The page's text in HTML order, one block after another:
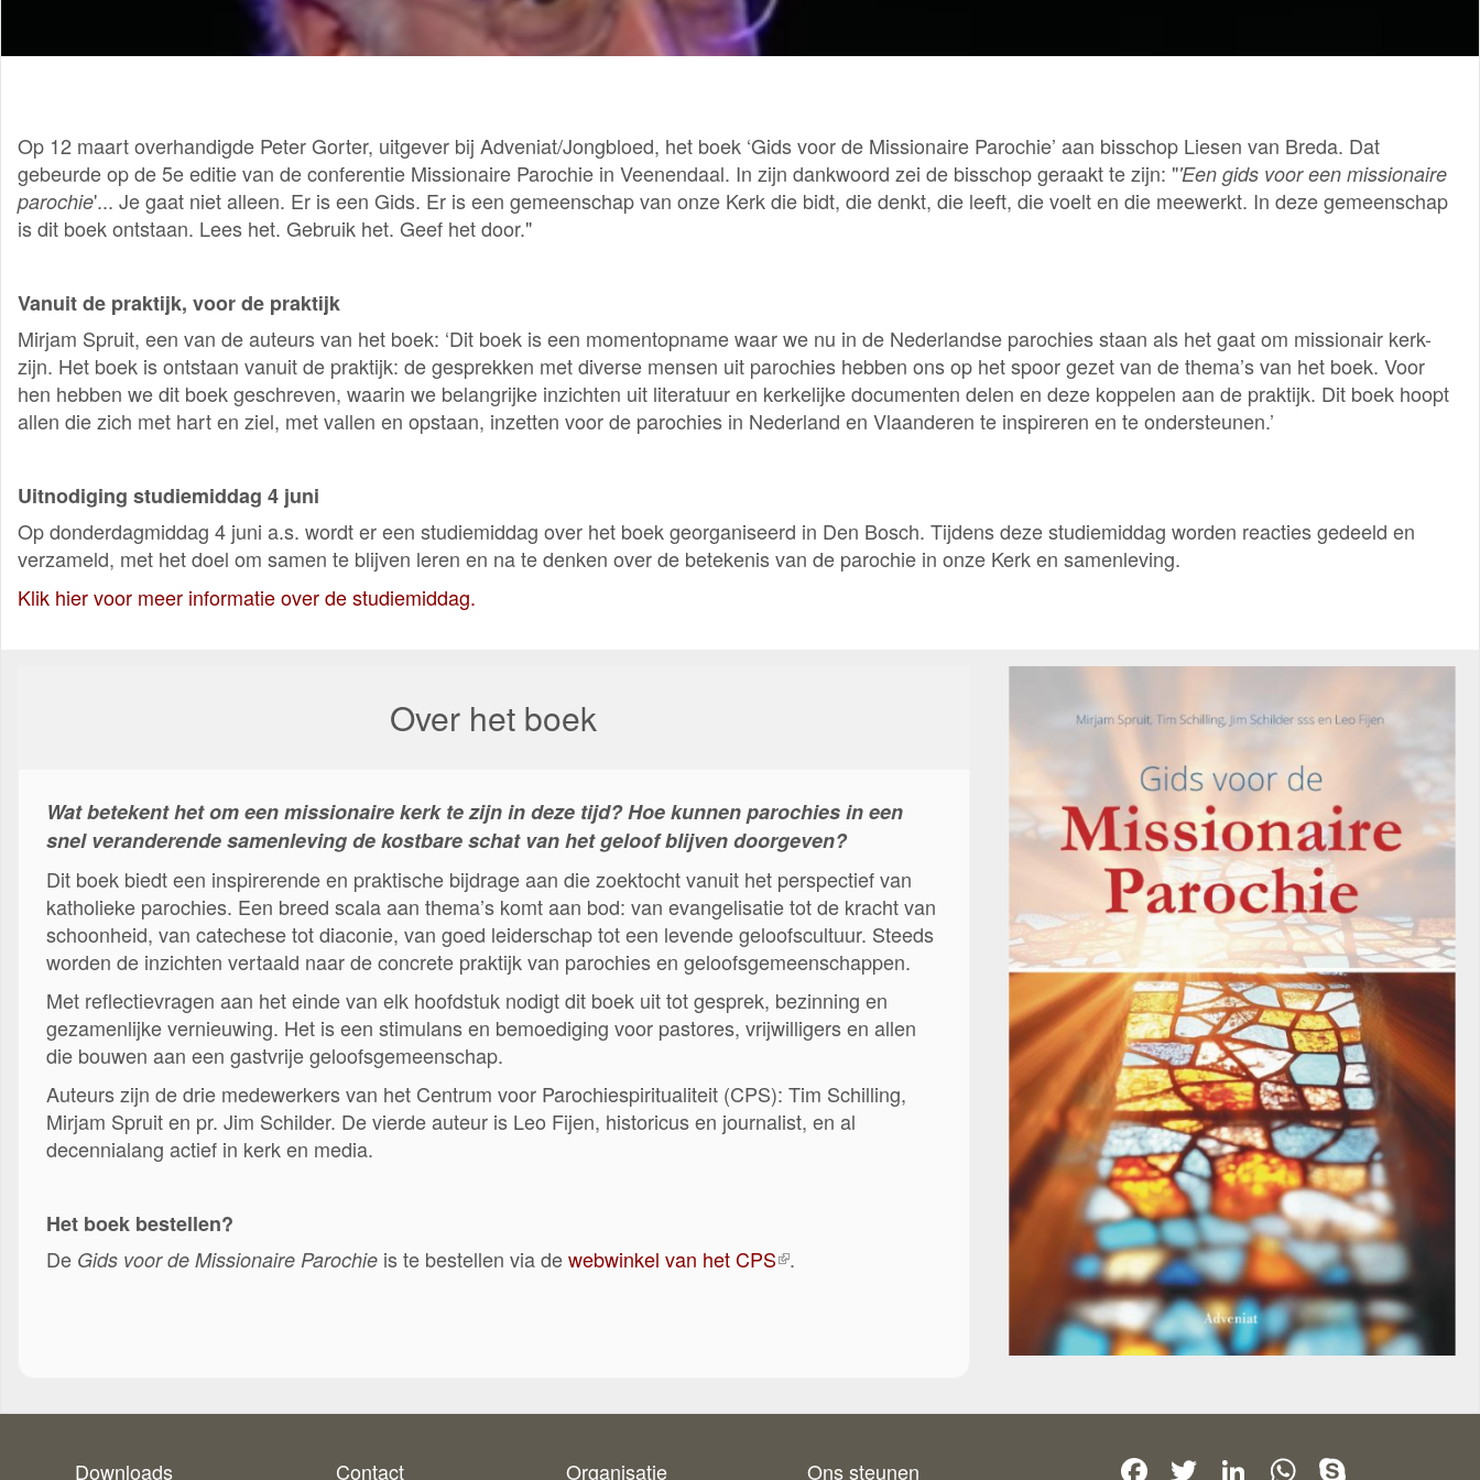
Op 12 maart overhandigde Peter Gorter, uitgever bij Adveniat/Jongbloed, het boek ‘Gids voor de Missionaire Parochie’ aan bisschop Liesen van Breda. Dat
gebeurde op de 5e editie van de conferentie Missionaire Parochie in Veenendaal. In zijn dankwoord zei de bisschop geraakt te zijn: "'Een gids voor een missionaire
parochie'... Je gaat niet alleen. Er is een Gids. Er is een gemeenschap van onze Kerk die bidt, die denkt, die leeft, die voelt en die meewerkt. In deze gemeenschap
is dit boek ontstaan. Lees het. Gebruik het. Geef het door."
Vanuit de praktijk, voor de praktijk
Mirjam Spruit, een van de auteurs van het boek: ‘Dit boek is een momentopname waar we nu in de Nederlandse parochies staan als het gaat om missionair kerk-
zijn. Het boek is ontstaan vanuit de praktijk: de gesprekken met diverse mensen uit parochies hebben ons op het spoor gezet van de thema’s van het boek. Voor
hen hebben we dit boek geschreven, waarin we belangrijke inzichten uit literatuur en kerkelijke documenten delen en deze koppelen aan de praktijk. Dit boek hoopt
allen die zich met hart en ziel, met vallen en opstaan, inzetten voor de parochies in Nederland en Vlaanderen te inspireren en te ondersteunen.’
Uitnodiging studiemiddag 4 juni
Op donderdagmiddag 4 juni a.s. wordt er een studiemiddag over het boek georganiseerd in Den Bosch. Tijdens deze studiemiddag worden reacties gedeeld en
verzameld, met het doel om samen te blijven leren en na te denken over de betekenis van de parochie in onze Kerk en samenleving.
Klik hier voor meer informatie over de studiemiddag.
Over het boek
Wat betekent het om een missionaire kerk te zijn in deze tijd? Hoe kunnen parochies in een
snel veranderende samenleving de kostbare schat van het geloof blijven doorgeven?
Dit boek biedt een inspirerende en praktische bijdrage aan die zoektocht vanuit het perspectief van
katholieke parochies. Een breed scala aan thema’s komt aan bod: van evangelisatie tot de kracht van
schoonheid, van catechese tot diaconie, van goed leiderschap tot een levende geloofscultuur. Steeds
worden de inzichten vertaald naar de concrete praktijk van parochies en geloofsgemeenschappen.
Met reflectievragen aan het einde van elk hoofdstuk nodigt dit boek uit tot gesprek, bezinning en
gezamenlijke vernieuwing. Het is een stimulans en bemoediging voor pastores, vrijwilligers en allen
die bouwen aan een gastvrije geloofsgemeenschap.
Auteurs zijn de drie medewerkers van het Centrum voor Parochiespiritualiteit (CPS): Tim Schilling,
Mirjam Spruit en pr. Jim Schilder. De vierde auteur is Leo Fijen, historicus en journalist, en al
decennialang actief in kerk en media.
Het boek bestellen?
De Gids voor de Missionaire Parochie is te bestellen via dewebwinkel van het CPS(externe
.
Downloads Contact Organisatie Ons steunen Facebook
TwitterLinkedInWhatsApp